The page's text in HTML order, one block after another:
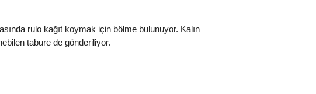
rulo kağıt koymak için bölme bulunuyor. Kalın
tabure de gönderiliyor.